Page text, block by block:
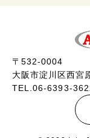
〒532-0004
大阪市淀川区西宮
TEL.06-6393-